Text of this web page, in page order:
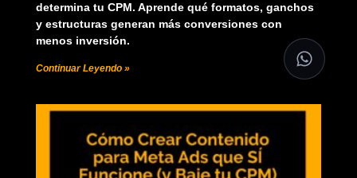
determina tu CPM. Aprende qué formatos, ganchos
y estructuras generan más conversiones con
menos inversión.
Continuar Leyendo »